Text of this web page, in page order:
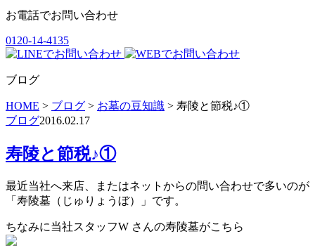
お電話でお問い合わせ
0120-14-4135
ブログ
HOME > ブログ > お墓の豆知識 > 寿陵と節税♪①
ブログ2016.02.17
寿陵と節税♪①
最近当社へ来店、またはネットからの問い合わせで多いのが
「寿陵墓（じゅりょうぼ）」です。
ちなみに当社スタッフW さんの寿陵墓がこちら